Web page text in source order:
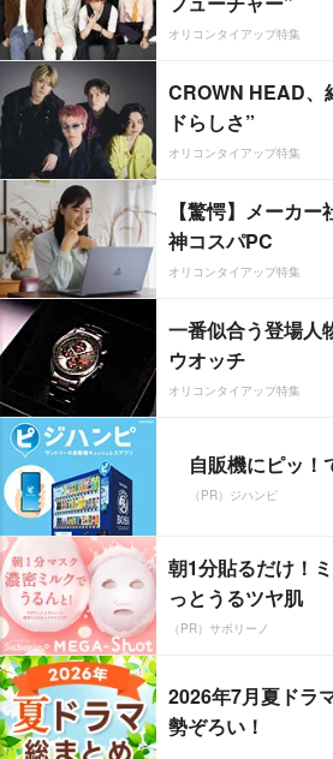
オリコンタイアップ特集
CROWN HEAD、
ドらしさ”
オリコンタイアップ特集
【驚愕】メーカ
神コスパPC
オリコンタイアップ特集
一番似合う登場
ウオッチ
オリコンタイアップ特集
自販機にピッ！
（PR）ジハンピ
朝1分貼るだけ！
っとうるツヤ肌
（PR）サボリーノ
2026年7月夏ドラ
勢ぞろい！